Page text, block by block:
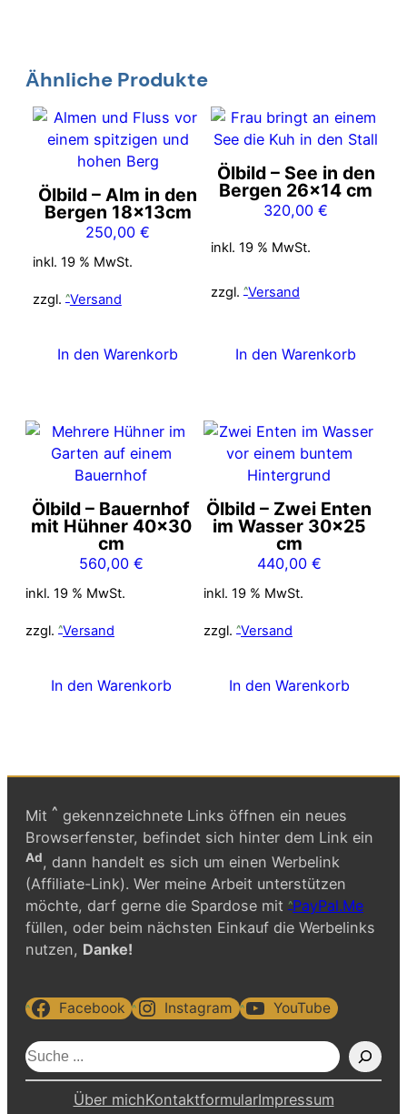
Ähnliche Produkte
Ölbild – Alm in den
Bergen 18x13cm
250,00€
inkl. 19 % MwSt.
zzgl. Versand
In den Warenkorb
Ölbild – See in den
Bergen 26×14 cm
320,00€
inkl. 19 % MwSt.
zzgl. Versand
In den Warenkorb
Ölbild – Bauernhof
mit Hühner 40×30
cm
560,00 €
inkl. 19 % MwSt.
zzgl. Versand
In den Warenkorb
Ölbild – Zwei Enten
im Wasser 30×25
cm
440,00 €
inkl. 19 % MwSt.
zzgl. Versand
In den Warenkorb
Mit ^ gekennzeichnete Links öffnen ein neues
Browserfenster, befindet sich hinter dem Link ein
Ad, dann handelt es sich um einen Werbelink
(Affiliate-Link). Wer meine Arbeit unterstützen
möchte, darf gerne die Spardose mit PayPal.Me
füllen, oder beim nächsten Einkauf die Werbelinks
nutzen, Danke!
Facebook Instagram YouTube
S
u
Über michKontaktformularImpressum